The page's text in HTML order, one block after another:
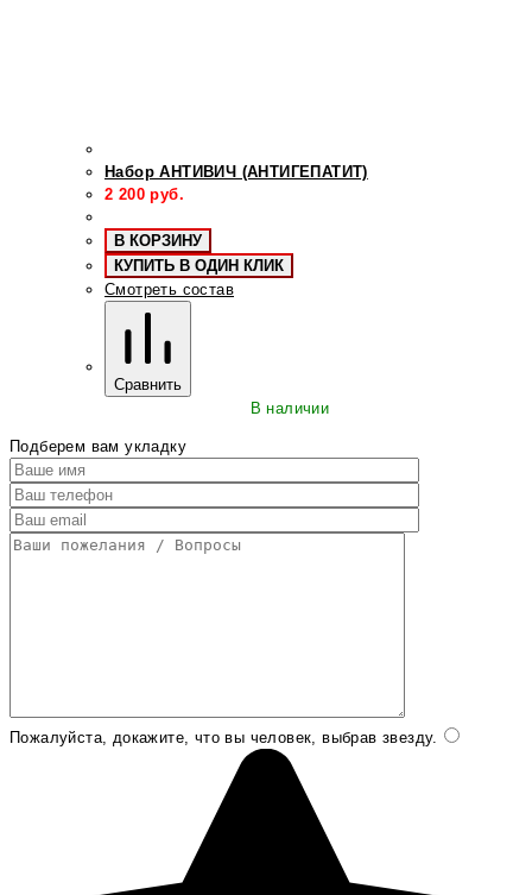
Набор АНТИВИЧ (АНТИГЕПАТИТ)
2 200 руб.
В КОРЗИНУ
КУПИТЬ В ОДИН КЛИК
Смотреть состав
Сравнить
В наличии
Подберем вам укладку
Пожалуйста, докажите, что вы человек, выбрав звезду.